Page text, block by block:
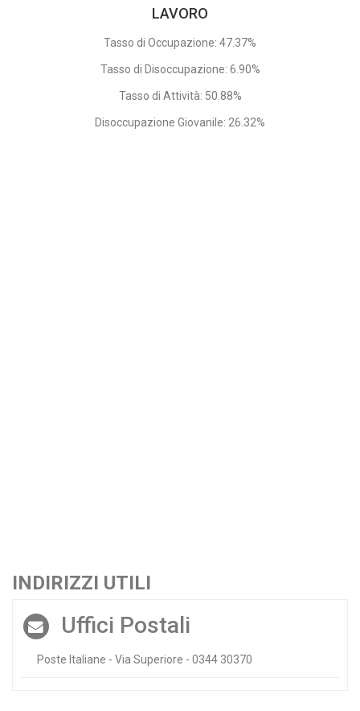
LAVORO
Tasso di Occupazione: 47.37%
Tasso di Disoccupazione: 6.90%
Tasso di Attività: 50.88%
Disoccupazione Giovanile: 26.32%
INDIRIZZI UTILI
Uffici Postali
Poste Italiane - Via Superiore - 0344 30370